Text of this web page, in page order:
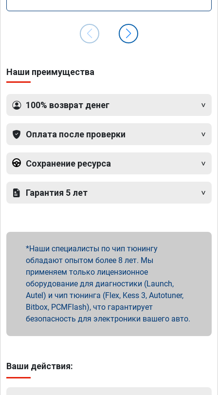
Наши преимущества
100% возврат денег
Оплата после проверки
Сохранение ресурса
Гарантия 5 лет
Наши специалисты по чип тюнингу
обладают опытом более 8 лет. Мы
применяем только лицензионное
оборудование для диагностики (Launch,
Autel) и чип тюнинга (Flex, Kess 3, Autotuner,
Bitbox, PCMFlash), что гарантирует
безопасность для электроники вашего авто.
Ваши действия: